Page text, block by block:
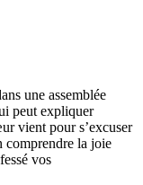
une assemblée
peut expliquer
vient pour s’excuser
comprendre la joie
vos